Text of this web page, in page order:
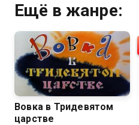
Ещё в жанре:
Вовка в Тридевятом
царстве